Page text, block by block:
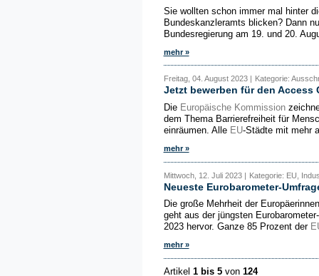
Sie wollten schon immer mal hinter
Bundeskanzleramts blicken? Dann
Bundesregierung am 19. und 20.
mehr »
Freitag, 04. August 2023 | Kategorie:
Jetzt bewerben für den Access
Die Europäische Kommission
dem Thema Barrierefreiheit für
einräumen. Alle EU-Städte mit mehr
mehr »
Mittwoch, 12. Juli 2023 | Kategorie: EU,
Neueste Eurobarometer-
Die große Mehrheit der
geht aus der jüngsten
2023 hervor. Ganze 85 Prozent der
mehr »
Artikel 1 bis 5von 124